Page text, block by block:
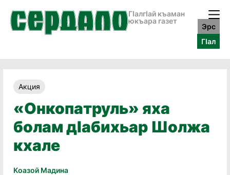
ГӀалгӀай къаман
юкъара газет
Эрс
ГӀал
Акция
«Онкопатруль» яха
болам дӀабихьар Шолжа
кхале
Коазой Мадина